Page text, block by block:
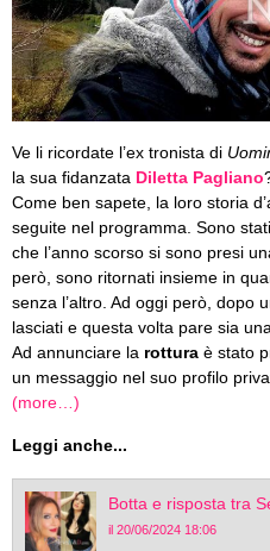
Ve li ricordate l’ex tronista di
la sua fidanzata Diletta Pagliano
Come ben sapete, la loro storia
seguite nel programma. Sono
che l’anno scorso si sono presi
però, sono ritornati insieme in
senza l’altro. Ad oggi però, dopo
lasciati e questa volta pare sia
Ad annunciare la rottura è stato
un messaggio nel suo profilo
(more…)
Leggi anche...
Botta e risposta tra
il 20/06/2024 18:06